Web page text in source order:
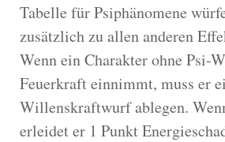
Tabelle für Psiphänomene
zusätzlich zu allen anderen
Wenn ein Charakter ohne Psi-
Feuerkraft einnimmt, muss er
Willenskraftwurf ablegen.
erleidet er 1 Punkt